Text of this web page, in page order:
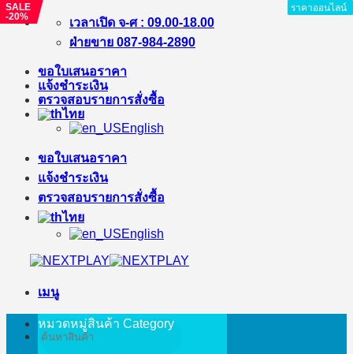
ข้าม
เนื้อหา
เวลาเปิด จ-ศ : 09.00-18.00
ฝ่ายขาย 087-984-2890
ขอใบเสนอราคา
แจ้งชำระเงิน
ตรวจสอบรายการสั่งซื้อ
ไทย
English
ขอใบเสนอราคา
แจ้งชำระเงิน
ตรวจสอบรายการสั่งซื้อ
ไทย
English
เมนู
ค้นหา:
หมวดหมู่สินค้า Category
ราคาออนไลน์
ราคาออนไลน์
ราคาออนไลน์
SALE
-20%
ราคาออนไลน์
ราคาออนไลน์
ราคาออนไลน์
ราคาออนไลน์
ราคาออนไลน์
ราคาออนไลน์